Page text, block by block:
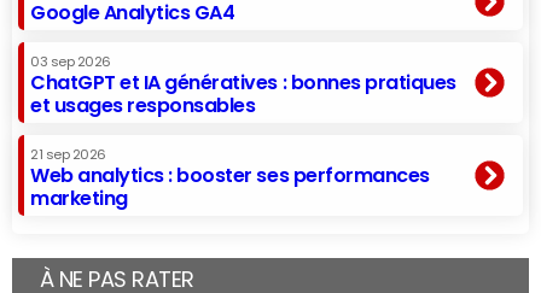
Google Analytics GA4
03 sep 2026
ChatGPT et IA génératives : bonnes pratiques
et usages responsables
21 sep 2026
Web analytics : booster ses performances
marketing
À NE PAS RATER